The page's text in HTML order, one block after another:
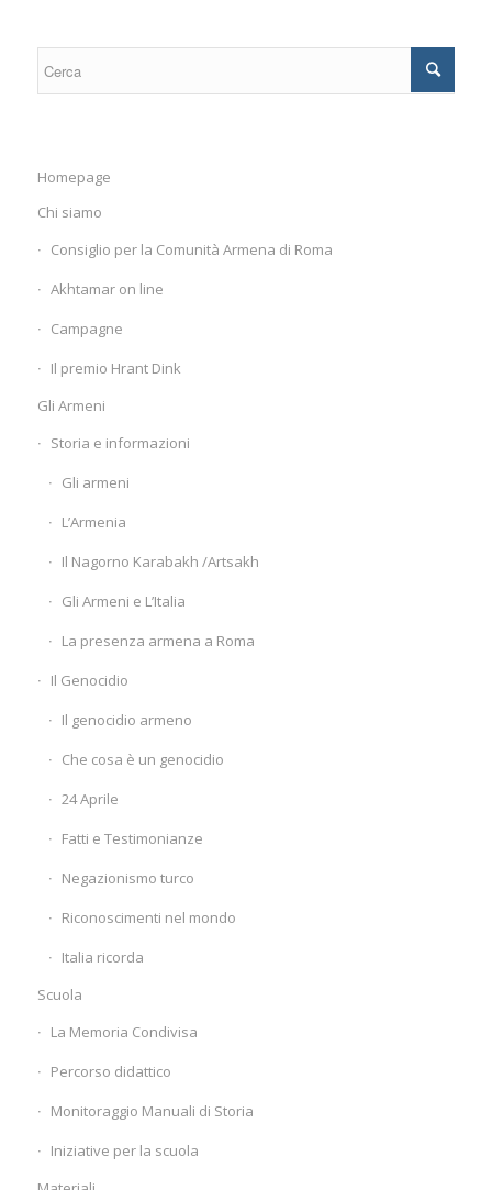
Homepage
Chi siamo
Consiglio per la Comunità Armena di Roma
Akhtamar on line
Campagne
Il premio Hrant Dink
Gli Armeni
Storia e informazioni
Gli armeni
L’Armenia
Il Nagorno Karabakh /Artsakh
Gli Armeni e L’Italia
La presenza armena a Roma
Il Genocidio
Il genocidio armeno
Che cosa è un genocidio
24 Aprile
Fatti e Testimonianze
Negazionismo turco
Riconoscimenti nel mondo
Italia ricorda
Scuola
La Memoria Condivisa
Percorso didattico
Monitoraggio Manuali di Storia
Iniziative per la scuola